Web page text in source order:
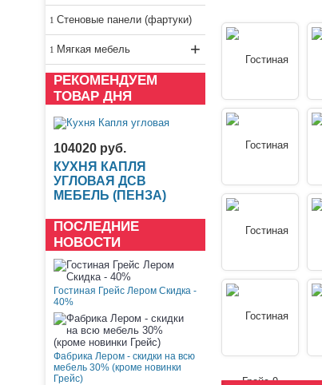
Стеновые панели (фартуки)
Мягкая мебель +
РЕКОМЕНДУЕМ
ТОВАР ДНЯ
104020 руб.
КУХНЯ КАПЛЯ
УГЛОВАЯ ДСВ
МЕБЕЛЬ (ПЕНЗА)
ПОСЛЕДНИЕ
НОВОСТИ
Гостиная Грейс Лером Скидка -
40%
Фабрика Лером - скидки на всю
мебель 30% (кроме новинки
Грейс)